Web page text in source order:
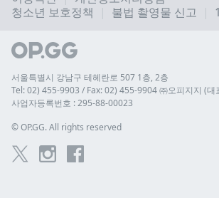
청소년 보호정책
불법 촬영물 신고
서울특별시 강남구 테헤란로 507 1층, 2층
Tel: 02) 455-9903 / Fax: 02) 455-9904 ㈜오피지지 (대
사업자등록번호 : 295-88-00023
© OP.GG. All rights reserved